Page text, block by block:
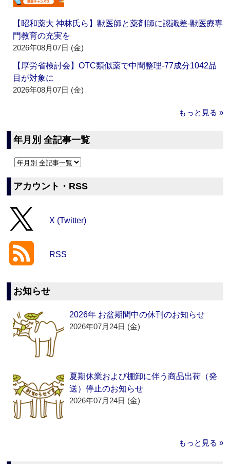
【昭和薬大 神林氏ら】獣医師と薬剤師に認識差‐獣医療専
門教育の充実を
2026年08月07日 (金)
【厚労省検討会】OTC類似薬で中間整理‐77成分1042品
目が対象に
2026年08月07日 (金)
もっと見る »
年月別 全記事一覧
アカウント・RSS
X (Twitter)
RSS
お知らせ
2026年 お盆期間中の休刊のお知らせ
2026年07月24日 (金)
夏期休業および棚卸に伴う商品出荷（発
送）停止のお知らせ
2026年07月24日 (金)
もっと見る »